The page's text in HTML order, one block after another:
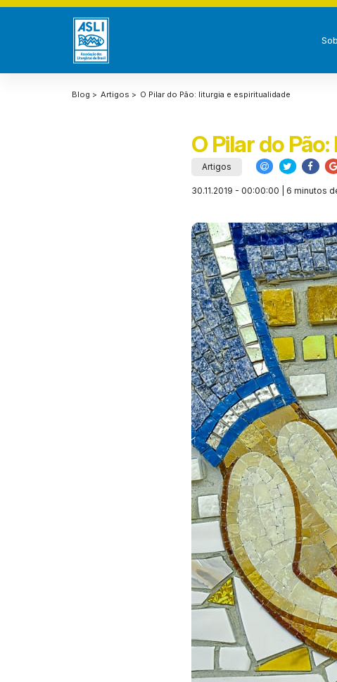
Blog > Artigos > O Pilar do Pão: liturgia e espiritualidade
O Pilar do
Artigos
30.11.2019 - 00:00:00 | 6 minutos